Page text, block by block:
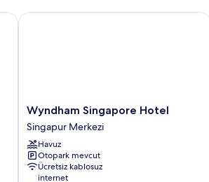
Wyndham
Singapore
Hotel
Singapur
Merkezi
Wyndham Singapore Hotel
Singapur Merkezi
Havuz
Otopark mevcut
Ücretsiz kablosuz
internet
Wyndham Singapore Hotel